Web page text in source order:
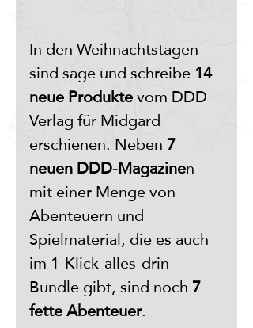
In den Weihnachtstagen
sind sage und schreibe 14
neue Produkte vom DDD
Verlag für Midgard
erschienen. Neben 7
neuen DDD-Magazinen
mit einer Menge von
Abenteuern und
Spielmaterial, die es auch
im 1-Klick-alles-drin-
Bundle gibt, sind noch 7
fette Abenteuer.